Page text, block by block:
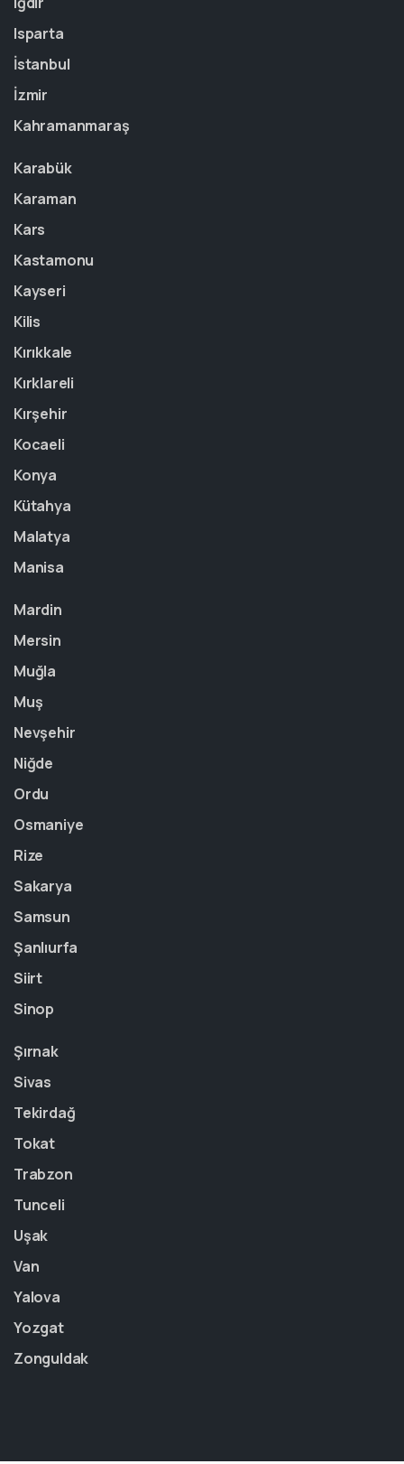
Isparta
İstanbul
İzmir
Kahramanmaraş
Karabük
Karaman
Kars
Kastamonu
Kayseri
Kilis
Kırıkkale
Kırklareli
Kırşehir
Kocaeli
Konya
Kütahya
Malatya
Manisa
Mardin
Mersin
Muğla
Muş
Nevşehir
Niğde
Ordu
Osmaniye
Rize
Sakarya
Samsun
Şanlıurfa
Siirt
Sinop
Şırnak
Sivas
Tekirdağ
Tokat
Trabzon
Tunceli
Uşak
Van
Yalova
Yozgat
Zonguldak